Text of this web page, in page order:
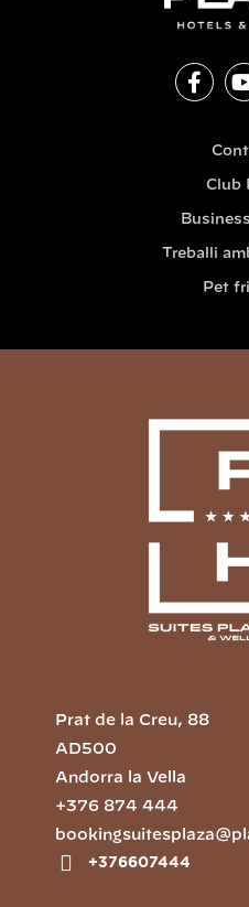
Club
Treballi
Pet
Prat de la Creu, 88
AD500
Andorra la Vella
+376 874 444
+376607444